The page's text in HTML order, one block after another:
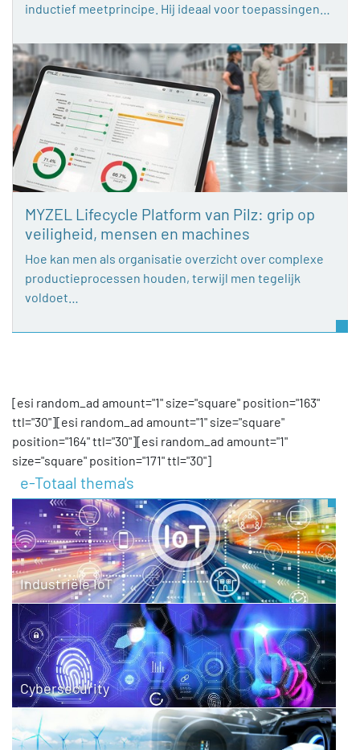
inductief meetprincipe. Hij ideaal voor toepassingen…
MYZEL Lifecycle Platform van Pilz: grip op
veiligheid, mensen en machines
Hoe kan men als organisatie overzicht over complexe
productieprocessen houden, terwijl men tegelijk
voldoet…
[esi random_ad amount="1" size="square" position="163"
ttl="30"][esi random_ad amount="1" size="square"
position="164" ttl="30"][esi random_ad amount="1"
size="square" position="171" ttl="30"]
e-Totaal thema's
Industriële IoT
Cybersecurity